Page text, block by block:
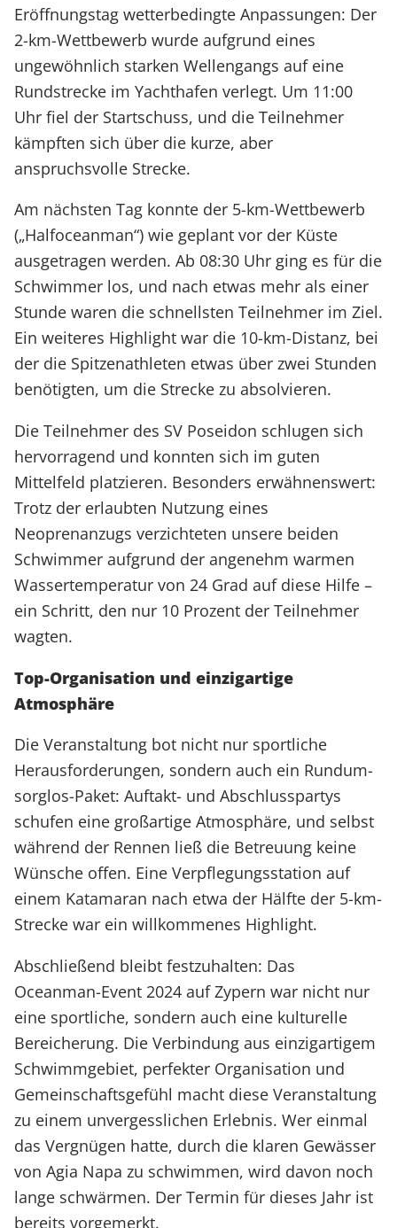
Eröffnungstag wetterbedingte Anpassungen: Der
2-km-Wettbewerb wurde aufgrund eines
ungewöhnlich starken Wellengangs auf eine
Rundstrecke im Yachthafen verlegt. Um 11:00
Uhr fiel der Startschuss, und die Teilnehmer
kämpften sich über die kurze, aber
anspruchsvolle Strecke.
Am nächsten Tag konnte der 5-km-Wettbewerb
(„Halfoceanman“) wie geplant vor der Küste
ausgetragen werden. Ab 08:30 Uhr ging es für die
Schwimmer los, und nach etwas mehr als einer
Stunde waren die schnellsten Teilnehmer im Ziel.
Ein weiteres Highlight war die 10-km-Distanz, bei
der die Spitzenathleten etwas über zwei Stunden
benötigten, um die Strecke zu absolvieren.
Die Teilnehmer des SV Poseidon schlugen sich
hervorragend und konnten sich im guten
Mittelfeld platzieren. Besonders erwähnenswert:
Trotz der erlaubten Nutzung eines
Neoprenanzugs verzichteten unsere beiden
Schwimmer aufgrund der angenehm warmen
Wassertemperatur von 24 Grad auf diese Hilfe –
ein Schritt, den nur 10 Prozent der Teilnehmer
wagten.
Top-Organisation und einzigartige
Atmosphäre
Die Veranstaltung bot nicht nur sportliche
Herausforderungen, sondern auch ein Rundum-
sorglos-Paket: Auftakt- und Abschlusspartys
schufen eine großartige Atmosphäre, und selbst
während der Rennen ließ die Betreuung keine
Wünsche offen. Eine Verpflegungsstation auf
einem Katamaran nach etwa der Hälfte der 5-km-
Strecke war ein willkommenes Highlight.
Abschließend bleibt festzuhalten: Das
Oceanman-Event 2024 auf Zypern war nicht nur
eine sportliche, sondern auch eine kulturelle
Bereicherung. Die Verbindung aus einzigartigem
Schwimmgebiet, perfekter Organisation und
Gemeinschaftsgefühl macht diese Veranstaltung
zu einem unvergesslichen Erlebnis. Wer einmal
das Vergnügen hatte, durch die klaren Gewässer
von Agia Napa zu schwimmen, wird davon noch
lange schwärmen. Der Termin für dieses Jahr ist
bereits vorgemerkt.